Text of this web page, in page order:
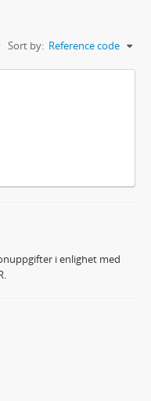
Sort by: Reference code
i enlighet med